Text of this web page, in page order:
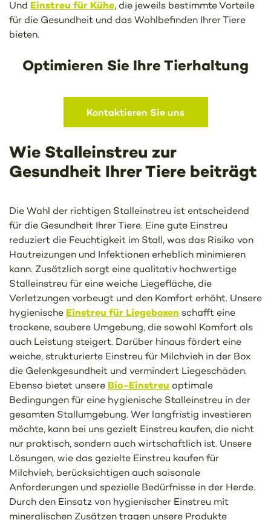
Und Einstreu für Kühe, die jeweils bestimmte Vorteile
für die Gesundheit und das Wohlbefinden Ihrer Tiere
bieten.
Optimieren Sie Ihre Tierhaltung
Kontaktieren Sie uns
Wie Stalleinstreu zur
Gesundheit Ihrer Tiere beiträgt
Die Wahl der richtigen Stalleinstreu ist entscheidend
für die Gesundheit Ihrer Tiere. Eine gute Einstreu
reduziert die Feuchtigkeit im Stall, was das Risiko von
Hautreizungen und Infektionen erheblich minimieren
kann. Zusätzlich sorgt eine qualitativ hochwertige
Stalleinstreu für eine weiche Liegefläche, die
Verletzungen vorbeugt und den Komfort erhöht. Unsere
hygienische Einstreu für Liegeboxen schafft eine
trockene, saubere Umgebung, die sowohl Komfort als
auch Leistung steigert. Darüber hinaus fördert eine
weiche, strukturierte Einstreu für Milchvieh in der Box
die Gelenkgesundheit und vermindert Liegeschäden.
Ebenso bietet unsere Bio-Einstreu optimale
Bedingungen für eine hygienische Stalleinstreu in der
gesamten Stallumgebung. Wer langfristig investieren
möchte, kann bei uns gezielt Einstreu kaufen, die nicht
nur praktisch, sondern auch wirtschaftlich ist. Unsere
Lösungen, wie das gezielte Einstreu kaufen für
Milchvieh, berücksichtigen auch saisonale
Anforderungen und spezielle Bedürfnisse in der Herde.
Durch den Einsatz von hygienischer Einstreu mit
mineralischen Zusätzen tragen unsere Produkte